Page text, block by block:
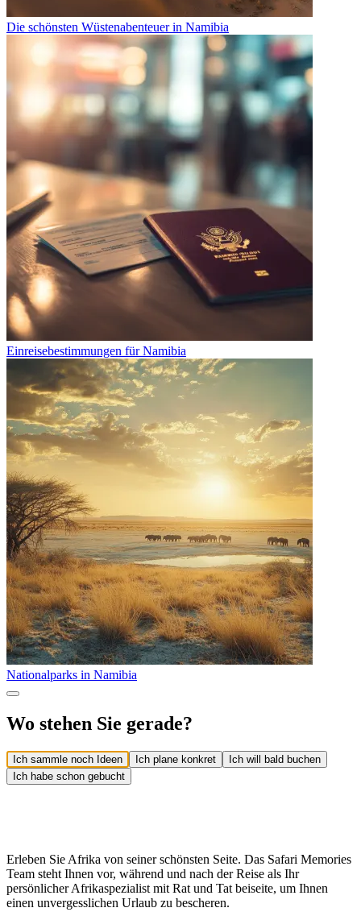
Die schönsten Wüstenabenteuer in Namibia
Einreisebestimmungen für Namibia
Nationalparks in Namibia
Wo stehen Sie gerade?
Ich sammle noch Ideen Ich plane konkret
Ich will bald buchen
Ich habe schon gebucht
Erleben Sie Afrika von seiner schönsten Seite. Das Safari Memories
Team steht Ihnen vor, während und nach der Reise als Ihr
persönlicher Afrikaspezialist mit Rat und Tat beiseite, um Ihnen
einen unvergesslichen Urlaub zu bescheren.